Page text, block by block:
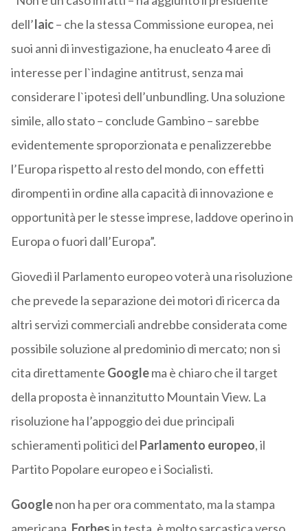
dell’Iaic– che la stessa Commissione europea, nei
suoi anni di investigazione, ha enucleato 4 aree di
interesse per l`indagine antitrust, senza mai
considerare l`ipotesi dell’unbundling. Una soluzione
simile, allo stato – conclude Gambino – sarebbe
evidentemente sproporzionata e penalizzerebbe
l’Europa rispetto al resto del mondo, con effetti
dirompenti in ordine alla capacità di innovazione e
opportunità per le stesse imprese, laddove operino in
Europa o fuori dall’Europa”.
Giovedì il Parlamento europeo voterà una risoluzione
che prevede la separazione dei motori di ricerca da
altri servizi commerciali andrebbe considerata come
possibile soluzione al predominio di mercato; non si
cita direttamente Googlema è chiaro che il target
della proposta è innanzitutto Mountain View. La
risoluzione ha l’appoggio dei due principali
schieramenti politici del Parlamento europeo, il
Partito Popolare europeo e i Socialisti.
Googlenon ha per ora commentato, ma la stampa